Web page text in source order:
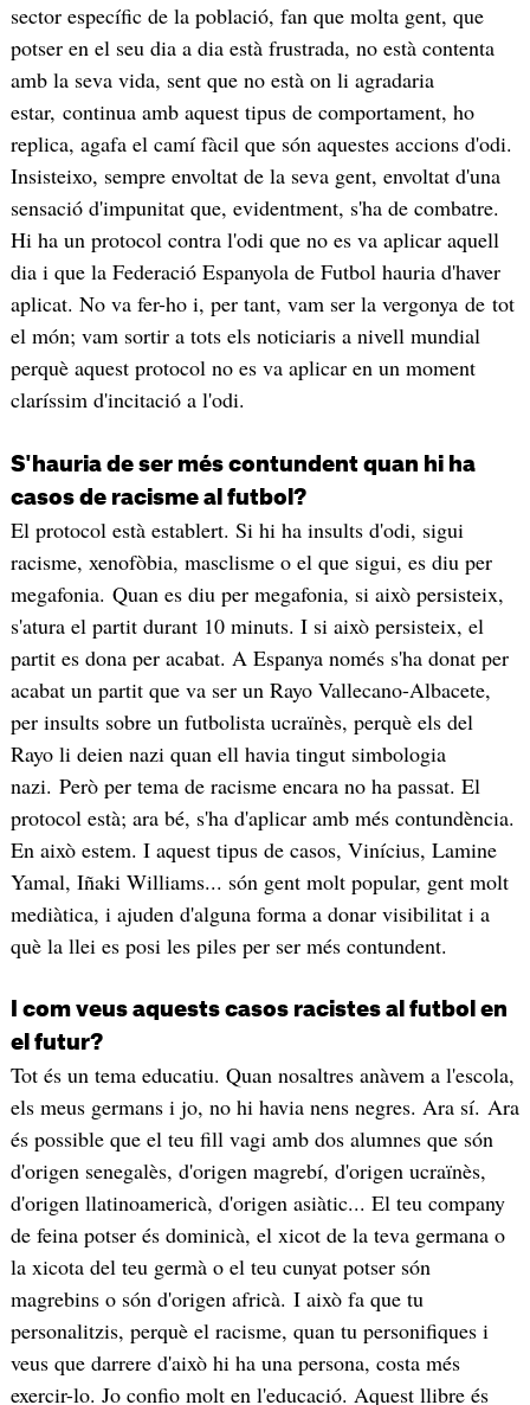
sector específic de la població, fan que molta gent, que
potser en el seu dia a dia està frustrada, no està contenta
amb la seva vida, sent que no està on li agradaria
estar, continua amb aquest tipus de comportament, ho
replica, agafa el camí fàcil que són aquestes accions d'odi.
Insisteixo, sempre envoltat de la seva gent, envoltat d'una
sensació d'impunitat que, evidentment, s'ha de combatre.
Hi ha un protocol contra l'odi que no es va aplicar aquell
dia i que la Federació Espanyola de Futbol hauria d'haver
aplicat. No va fer-ho i, per tant, vam ser la vergonya de tot
el món; vam sortir a tots els noticiaris a nivell mundial
perquè aquest protocol no es va aplicar en un moment
claríssim d'incitació a l'odi.
S'hauria de ser més contundent quan hi ha
casos de racisme al futbol?
El protocol està establert. Si hi ha insults d'odi, sigui
racisme, xenofòbia, masclisme o el que sigui, es diu per
megafonia. Quan es diu per megafonia, si això persisteix,
s'atura el partit durant 10 minuts. I si això persisteix, el
partit es dona per acabat. A Espanya només s'ha donat per
acabat un partit que va ser un Rayo Vallecano-Albacete,
per insults sobre un futbolista ucraïnès, perquè els del
Rayo li deien nazi quan ell havia tingut simbologia
nazi. Però per tema de racisme encara no ha passat. El
protocol està; ara bé, s'ha d'aplicar amb més contundència.
En això estem. I aquest tipus de casos, Vinícius, Lamine
Yamal, Iñaki Williams... són gent molt popular, gent molt
mediàtica, i ajuden d'alguna forma a donar visibilitat i a
què la llei es posi les piles per ser més contundent.
I com veus aquests casos racistes al futbol en
el futur?
Tot és un tema educatiu. Quan nosaltres anàvem a l'escola,
els meus germans i jo, no hi havia nens negres. Ara sí. Ara
és possible que el teu fill vagi amb dos alumnes que són
d'origen senegalès, d'origen magrebí, d'origen ucraïnès,
d'origen llatinoamericà, d'origen asiàtic... El teu company
de feina potser és dominicà, el xicot de la teva germana o
la xicota del teu germà o el teu cunyat potser són
magrebins o són d'origen africà. I això fa que tu
personalitzis, perquè el racisme, quan tu personifiques i
veus que darrere d'això hi ha una persona, costa més
exercir-lo. Jo confio molt en l'educació. Aquest llibre és